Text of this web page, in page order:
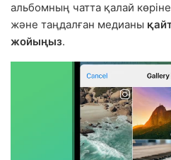
альбомның чатта қалай
және таңдалған медианы
жойыңыз.